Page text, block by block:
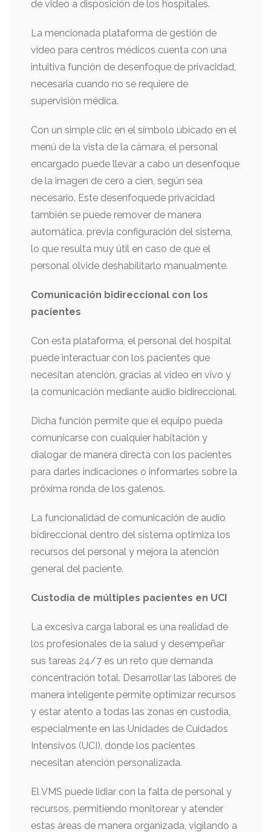
de video a disposición de los hospitales.
La mencionada plataforma de gestión de
video para centros médicos cuenta con una
intuitiva función de desenfoque de privacidad,
necesaria cuando no se requiere de
supervisión médica.
Con un simple clic en el símbolo ubicado en el
menú de la vista de la cámara, el personal
encargado puede llevar a cabo un desenfoque
de la imagen de cero a cien, según sea
necesario. Este desenfoquede privacidad
también se puede remover de manera
automática, previa configuración del sistema,
lo que resulta muy útil en caso de que el
personal olvide deshabilitarlo manualmente.
Comunicación bidireccional con los
pacientes
Con esta plataforma, el personal del hospital
puede interactuar con los pacientes que
necesitan atención, gracias al video en vivo y
la comunicación mediante audio bidireccional.
Dicha función permite que el equipo pueda
comunicarse con cualquier habitación y
dialogar de manera directa con los pacientes
para darles indicaciones o informarles sobre la
próxima ronda de los galenos.
La funcionalidad de comunicación de audio
bidireccional dentro del sistema optimiza los
recursos del personal y mejora la atención
general del paciente.
Custodia de múltiples pacientes en UCI
La excesiva carga laboral es una realidad de
los profesionales de la salud y desempeñar
sus tareas 24/7 es un reto que demanda
concentración total. Desarrollar las labores de
manera inteligente permite optimizar recursos
y estar atento a todas las zonas en custodia,
especialmente en las Unidades de Cuidados
Intensivos (UCI), donde los pacientes
necesitan atención personalizada.
El VMS puede lidiar con la falta de personal y
recursos, permitiendo monitorear y atender
estas áreas de manera organizada, vigilando a